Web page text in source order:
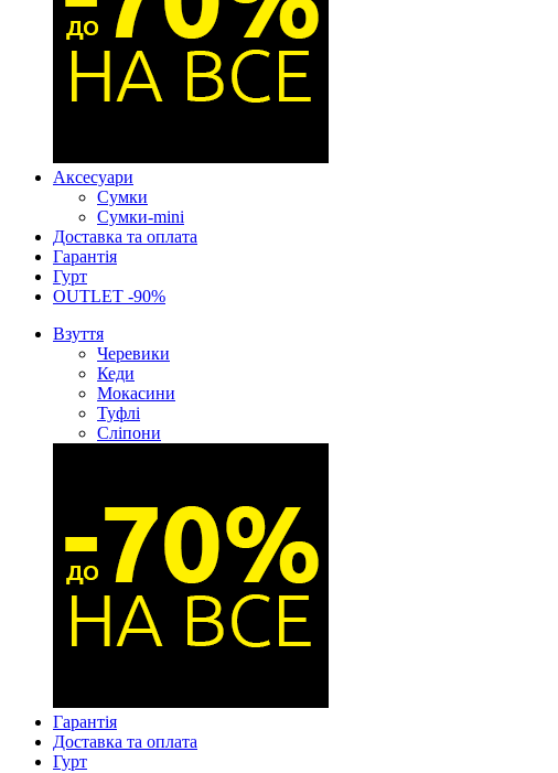
Аксесуари
Сумки
Сумки-mini
Доставка та оплата
Гарантія
Гурт
OUTLET -90%
Взуття
Черевики
Кеди
Мокасини
Туфлі
Сліпони
Гарантія
Доставка та оплата
Гурт